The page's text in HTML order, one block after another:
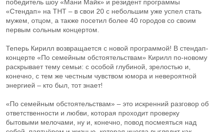
победитель шоу «Мани Майк» и резидент программы
«Стендап» на ТНТ – в свои 20 с небольшим уже успел стать
мужем, отцом, а также посетил более 40 городов со своим
первым сольным концертом.
Теперь Кирилл возвращается с новой программой! В стендап-
концерте «По семейным обстоятельствам» Кирилл по-новому
раскрывает тему семьи: с особой глубиной, зрелостью и,
конечно, с тем же честным чувством юмора и невероятной
энергией – кто был, тот знает!
«По семейным обстоятельствам» – это искренний разговор об
ответственности и любви, которая проходит проверку
бытовыми мелочами, ну и, конечно, повод посмеяться над